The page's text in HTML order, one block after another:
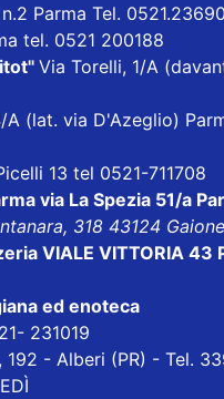
Parma Tel.
tel. 0521 200188
Via Torelli, 1/A
A (lat. via D'Azeglio)
13 tel 0521-711708
via La Spezia 51/a
318 43124
VIALE VITTORIA 43
ed enoteca
231019
192 - Alberi (PR) - Tel.